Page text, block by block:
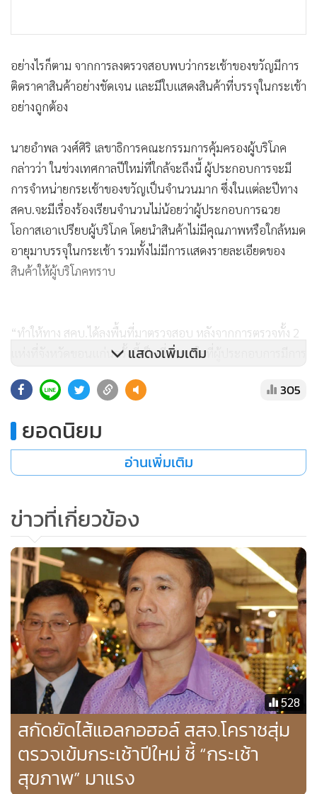
อย่างไรก็ตาม จากการลงตรวจสอบพบว่ากระเช้าของขวัญมีการ
ติดราคาสินค้าอย่างชัดเจน และมีใบแสดงสินค้าที่บรรจุในกระเช้า
อย่างถูกต้อง
นายอำพล วงศ์ศิริ เลขาธิการคณะกรรมการคุ้มครองผู้บริโภค
กล่าวว่า ในช่วงเทศกาลปีใหม่ที่ใกล้จะถึงนี้ ผู้ประกอบการจะมี
การจำหน่ายกระเช้าของขวัญเป็นจำนวนมาก ซึ่งในแต่ละปีทาง
สคบ.จะมีเรื่องร้องเรียนจำนวนไม่น้อยว่าผู้ประกอบการฉวย
โอกาสเอาเปรียบผู้บริโภค โดยนำสินค้าไม่มีคุณภาพหรือใกล้หมด
อายุมาบรรจุในกระเช้า รวมทั้งไม่มีการแสดงรายละเอียดของ
สินค้าให้ผู้บริโภคทราบ
“ทำให้ทาง สคบ.ได้ลงพื้นที่มาตรวจสอบ หลังจากการตรวจทั้ง 2
แห่งที่จังหวัดขอนแก่นครั้งนี้เป็นที่น่าพอใจที่ผู้ประกอบการมีการ
มอบให้กันในช่วงเทศกาลปีใหม่นี้ ควรตรวจสอบสินค้าที่บรรจุใน
กระเช้าของขวัญ ราคา รวมถึงวันหมดอายุของสินค้าให้รอบคอบ
ก่อนซื้อ หากผู้บริโภคถูกเอารัดเอาเปรียบหรือไม่ได้รับความเป็น
ด่วน 1166 หรือร้องเรียนผ่านระบบออนไลน์ www.ocpb.go.th
หรือต่างจังหวัดสามารถร้องเรียนได้ที่ สำนักงานอนุกรรมการ
คุ้มครองผู้บริโภคประจำจังหวัด
แสดงเพิ่มเติม
305
ยอดนิยม
อ่านเพิ่มเติม
ข่าวที่เกี่ยวข้อง
528
สกัดยัดไส้แอลกอฮอล์ สสจ.โคราชสุ่ม
ตรวจเข้มกระเช้าปีใหม่ ชี้ “กระเช้า
สุขภาพ” มาแรง